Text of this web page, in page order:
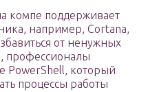
компе поддерживает
например, Cortana,
от ненужных
профессионалы
PowerShell, который
процессы работы